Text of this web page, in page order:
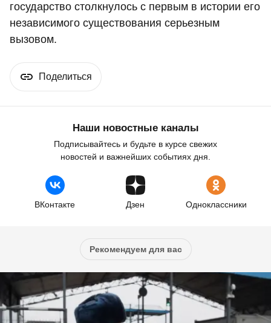
государство столкнулось с первым в истории его
независимого существования серьезным
вызовом.
Поделиться
Наши новостные каналы
Подписывайтесь и будьте в курсе свежих
новостей и важнейших событиях дня.
ВКонтакте Дзен Одноклассники
Рекомендуем для вас